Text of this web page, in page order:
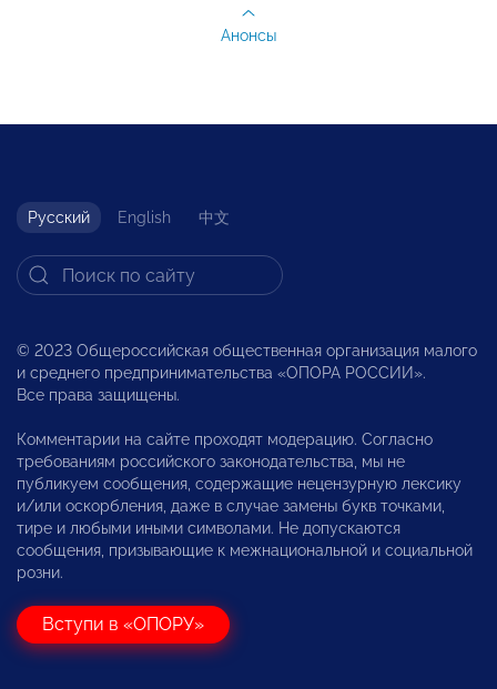
Анонсы
Русский English 中文
© 2023 Общероссийская общественная организация малого
и среднего предпринимательства «ОПОРА РОССИИ».
Все права защищены.
Комментарии на сайте проходят модерацию. Согласно
требованиям российского законодательства, мы не
публикуем сообщения, содержащие нецензурную лексику
и/или оскорбления, даже в случае замены букв точками,
тире и любыми иными символами. Не допускаются
сообщения, призывающие к межнациональной и социальной
розни.
Вступи в «ОПОРУ»